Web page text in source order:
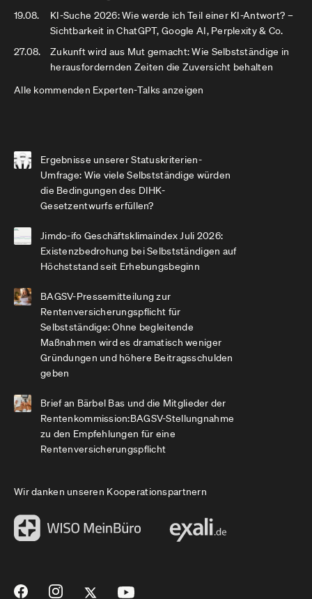
19.08.
KI-Suche 2026: Wie werde ich Teil einer KI-Antwort? –
Sichtbarkeit in ChatGPT, Google AI, Perplexity & Co.
27.08.
Zukunft wird aus Mut gemacht: Wie Selbstständige in
herausfordernden Zeiten die Zuversicht behalten
Alle kommenden Experten-Talks anzeigen
Ergebnisse unserer Statuskriterien-
Umfrage: Wie viele Selbstständige würden
die Bedingungen des DIHK-
Gesetzentwurfs erfüllen?
Jimdo-ifo Geschäftsklimaindex Juli 2026:
Existenzbedrohung bei Selbstständigen auf
Höchststand seit Erhebungsbeginn
BAGSV-Pressemitteilung zur
Rentenversicherungspflicht für
Selbstständige: Ohne begleitende
Maßnahmen wird es dramatisch weniger
Gründungen und höhere Beitragsschulden
geben
Brief an Bärbel Bas und die Mitglieder der
Rentenkommission:BAGSV-Stellungnahme
zu den Empfehlungen für eine
Rentenversicherungspflicht
Wir danken unseren Kooperationspartnern